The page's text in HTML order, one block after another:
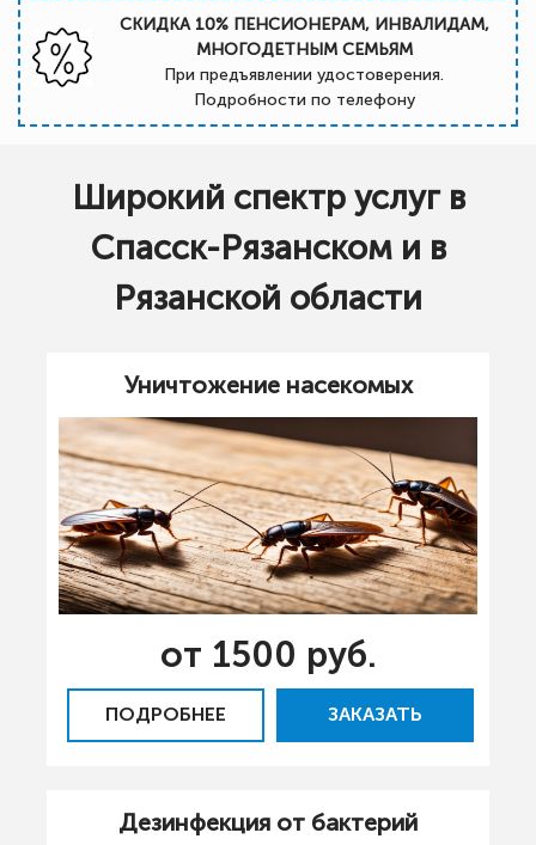
СКИДКА 10% ПЕНСИОНЕРАМ, ИНВАЛИДАМ,
МНОГОДЕТНЫМ СЕМЬЯМ
При предъявлении удостоверения.
Подробности по телефону
Широкий спектр услуг в
Спасск-Рязанском и в
Рязанской области
Уничтожение насекомых
от 1500 руб.
ПОДРОБНЕЕ ЗАКАЗАТЬ
Дезинфекция от бактерий